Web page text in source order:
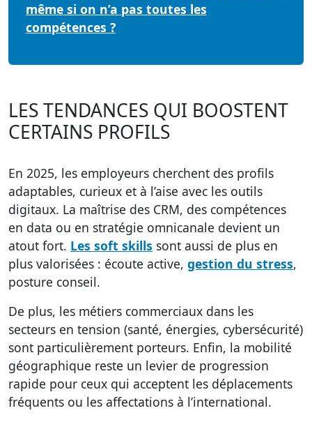
même si on n’a pas toutes les
compétences ?
LES TENDANCES QUI BOOSTENT
CERTAINS PROFILS
En 2025, les employeurs cherchent des profils
adaptables, curieux et à l’aise avec les outils
digitaux. La maîtrise des CRM, des compétences
en data ou en stratégie omnicanale devient un
atout fort. Les soft skills sont aussi de plus en
plus valorisées : écoute active, gestion du stress,
posture conseil.
De plus, les métiers commerciaux dans les
secteurs en tension (santé, énergies, cybersécurité)
sont particulièrement porteurs. Enfin, la mobilité
géographique reste un levier de progression
rapide pour ceux qui acceptent les déplacements
fréquents ou les affectations à l’international.